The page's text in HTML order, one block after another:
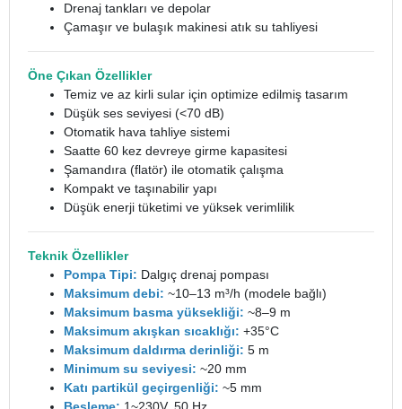
Drenaj tankları ve depolar
Çamaşır ve bulaşık makinesi atık su tahliyesi
Öne Çıkan Özellikler
Temiz ve az kirli sular için optimize edilmiş tasarım
Düşük ses seviyesi (<70 dB)
Otomatik hava tahliye sistemi
Saatte 60 kez devreye girme kapasitesi
Şamandıra (flatör) ile otomatik çalışma
Kompakt ve taşınabilir yapı
Düşük enerji tüketimi ve yüksek verimlilik
Teknik Özellikler
Pompa Tipi: Dalgıç drenaj pompası
Maksimum debi: ~10–13 m³/h (modele bağlı)
Maksimum basma yüksekliği: ~8–9 m
Maksimum akışkan sıcaklığı: +35°C
Maksimum daldırma derinliği: 5 m
Minimum su seviyesi: ~20 mm
Katı partikül geçirgenliği: ~5 mm